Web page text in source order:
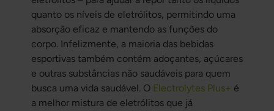
quanto os níveis de eletrólitos, permitindo uma
absorção eficaz e mantendo as funções do
corpo. Infelizmente, a maioria das bebidas
esportivas também contém adoçantes, açúcares
e outras substâncias não saudáveis para quem
busca uma vida saudável. O Electrolytes Plus+ é
a melhor mistura de eletrólitos que já